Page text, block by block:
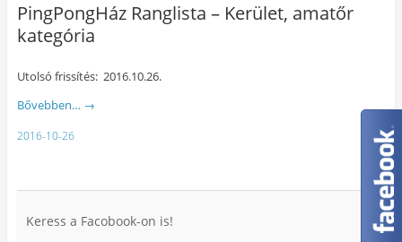
PingPongHáz Ranglista – Kerület, amatőr
kategória
Utolsó frissítés: 2016.10.26.
Bővebben… →
2016-10-26
Keress a Facobook-on is!